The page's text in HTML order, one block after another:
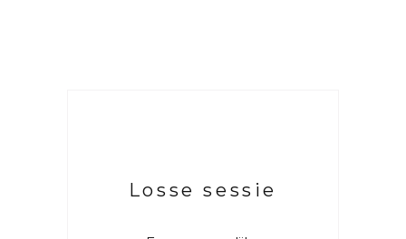
Losse sessie